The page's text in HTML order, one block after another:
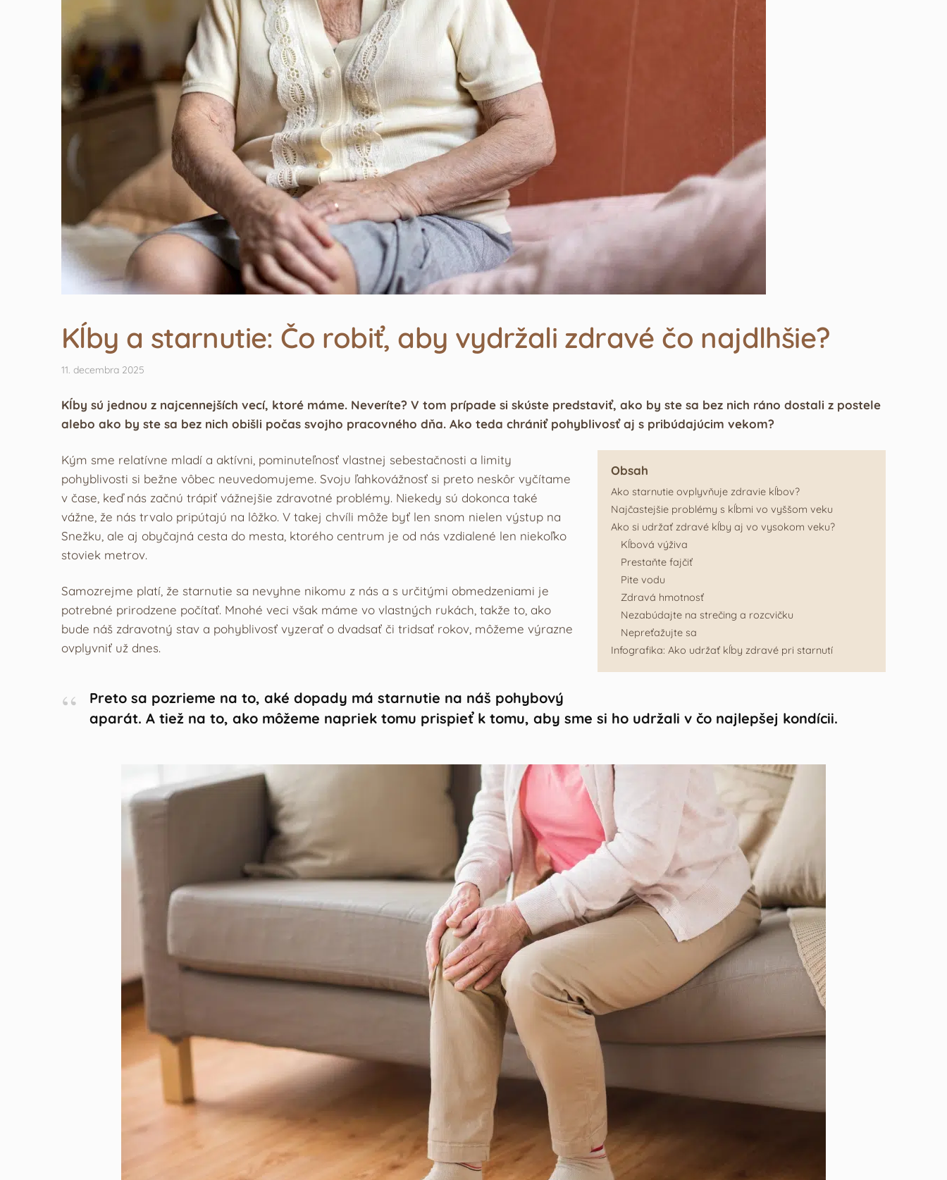
Kĺby a starnutie: Čo robiť, aby vydržali zdravé čo najdlhšie?
11. decembra 2025
Kĺby sú jednou z najcennejších vecí, ktoré máme. Neveríte? V tom prípade si skúste predstaviť, ako by ste sa bez nich ráno dostali z postele
alebo ako by ste sa bez nich obišli počas svojho pracovného dňa. Ako teda chrániť pohyblivosť aj s pribúdajúcim vekom?
Obsah
Ako starnutie ovplyvňuje zdravie kĺbov?
Najčastejšie problémy s kĺbmi vo vyššom veku
Ako si udržať zdravé kĺby aj vo vysokom veku?
Kĺbová výživa
Prestaňte fajčiť
Pite vodu
Zdravá hmotnosť
Nezabúdajte na strečing a rozcvičku
Nepreťažujte sa
Infografika: Ako udržať kĺby zdravé pri starnutí
Kým sme relatívne mladí a aktívni, pominuteľnosť vlastnej sebestačnosti a limity
pohyblivosti si bežne vôbec neuvedomujeme. Svoju ľahkovážnosť si preto neskôr vyčítame
v čase, keď nás začnú trápiť vážnejšie zdravotné problémy. Niekedy sú dokonca také
vážne, že nás trvalo pripútajú na lôžko. V takej chvíli môže byť len snom nielen výstup na
Snežku, ale aj obyčajná cesta do mesta, ktorého centrum je od nás vzdialené len niekoľko
stoviek metrov.
Samozrejme platí, že starnutie sa nevyhne nikomu z nás a s určitými obmedzeniami je
potrebné prirodzene počítať. Mnohé veci však máme vo vlastných rukách, takže to, ako
bude náš zdravotný stav a pohyblivosť vyzerať o dvadsať či tridsať rokov, môžeme výrazne
ovplyvniť už dnes.
Preto sa pozrieme na to, aké dopady má starnutie na náš pohybový
aparát. A tiež na to, ako môžeme napriek tomu prispieť k tomu, aby sme si ho udržali v čo najlepšej kondícii.